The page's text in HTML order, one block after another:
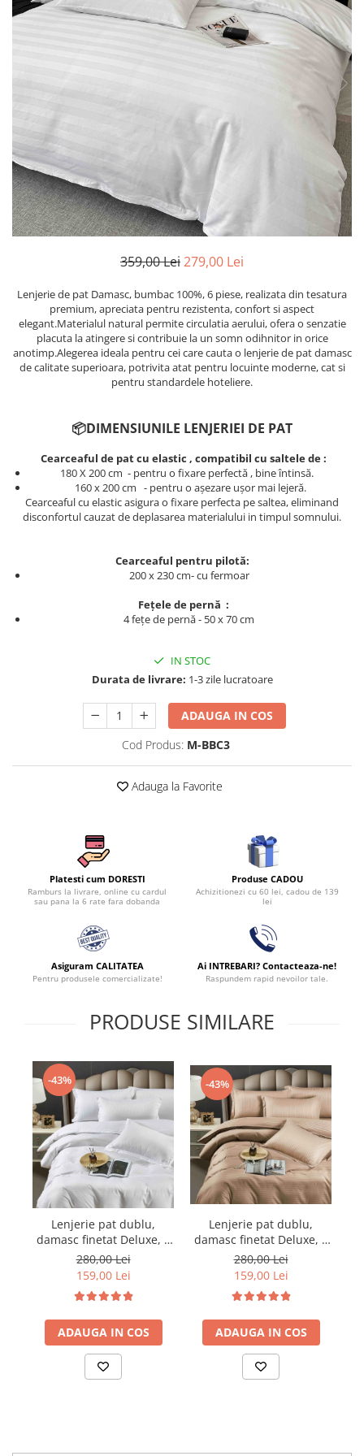
Cearceaf cu elastic
Lenjerii De Pat Bumbac Poplin 2
Persoane
Lenjerii De Pat Bumbac Poplin,
Matlasate, 2 Persoane
Lenjerii De Pat Bumbac Satinat 2
Persoane
Lenjerii De Pat Volanase
Lenjerii De Pat, Finet Premium 3D,
2 Persoane
Lenjerii De Pat Jacquard
Lenjerii De Pat Catifea
Lenjerii De Pat Cocolino
Set Lenjerie De Pat Blana
Artificiala De Iepure, 6 Piese, 2
Persoane
Set Lenjerie Pat Blanita Iepure, 6
Lenjerii De Pat Premium Collection
Set Lenjerie De Pat, 7 Piese, Cu
Pilota / Cuvertura Inclusa
Set Lenjerie De Pat Jacquard Regal,
11 Piese, Cuvertura Inclusa
Lenjerii De Pat, Finet Premium, 1
Persoana
Lenjerii De Pat Damasc 1 Persoana
Lenjerii De Pat, Imprimeu 3D, 1
359,00 Lei279,00 Lei
Lenjerie de pat Damasc, bumbac 100%, 6 piese, realizata din tesatura
premium, apreciata pentru rezistenta, confort si aspect
elegant.Materialul natural permite circulatia aerului, ofera o senzatie
placuta la atingere si contribuie la un somn odihnitor in orice
anotimp.Alegerea ideala pentru cei care cauta o lenjerie de pat damasc
de calitate superioara, potrivita atat pentru locuinte moderne, cat si
pentru standardele hoteliere.
📦DIMENSIUNILE LENJERIEI DE PAT
Cearceaful de pat cu elastic , compatibil cu saltele de :
180 X 200 cm - pentru o fixare perfectă , bine întinsă.
​​​​160 x 200 cm - pentru o așezare ușor mai lejeră.
Cearceaful cu elastic asigura o fixare perfecta pe saltea, eliminand
disconfortul cauzat de deplasarea materialului in timpul somnului.
Cearceaful pentru pilotă:
200 x 230 cm- cu fermoar
Fețele de pernă :
4 fețe de pernă - 50 x 70 cm
IN STOC
Durata de livrare: 1-3 zile lucratoare
ADAUGA IN COS
Cod Produs: M-BBC3
Adauga la Favorite
Platesti cum DORESTI
Ramburs la livrare, online cu cardul
sau pana la 6 rate fara dobanda
Produse CADOU
Achizitionezi cu 60 lei, cadou de 139
lei
Asiguram CALITATEA
Pentru produsele comercializate!
Ai INTREBARI? Contacteaza-ne!
Raspundem rapid nevoilor tale.
PRODUSE SIMILARE
-43%
Lenjerie pat dublu,
damasc finetat Deluxe, 6
piese, cearceaf pat cu
elastic, Alb
280,00 Lei
159,00 Lei
ADAUGA IN COS
-43%
Lenjerie pat dublu,
damasc finetat Deluxe, 6
piese, cearceaf pat cu
elastic, Maro
280,00 Lei
159,00 Lei
ADAUGA IN COS